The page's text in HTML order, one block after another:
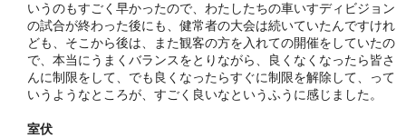
いうのもすごく早かったので、わたしたちの車いすディビジョン
の試合が終わった後にも、健常者の大会は続いていたんですけれ
ども、そこから後は、また観客の方を入れての開催をしていたの
で、本当にうまくバランスをとりながら、良くなくなったら皆さ
んに制限をして、でも良くなったらすぐに制限を解除して、って
いうようなところが、すごく良いなというふうに感じました。
室伏